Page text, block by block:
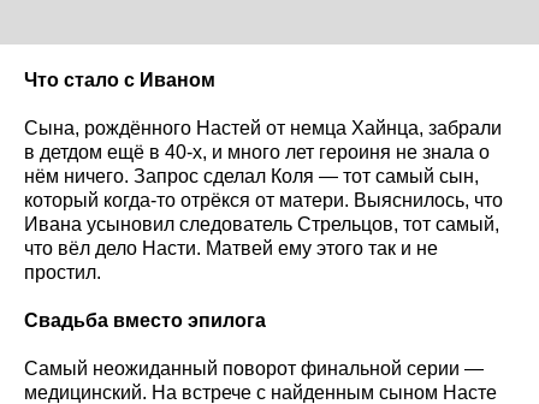
Что стало с Иваном
Сына, рождённого Настей от немца Хайнца, забрали
в детдом ещё в 40-х, и много лет героиня не знала о
нём ничего. Запрос сделал Коля — тот самый сын,
который когда-то отрёкся от матери. Выяснилось, что
Ивана усыновил следователь Стрельцов, тот самый,
что вёл дело Насти. Матвей ему этого так и не
простил.
Свадьба вместо эпилога
Самый неожиданный поворот финальной серии —
медицинский. На встрече с найденным сыном Насте